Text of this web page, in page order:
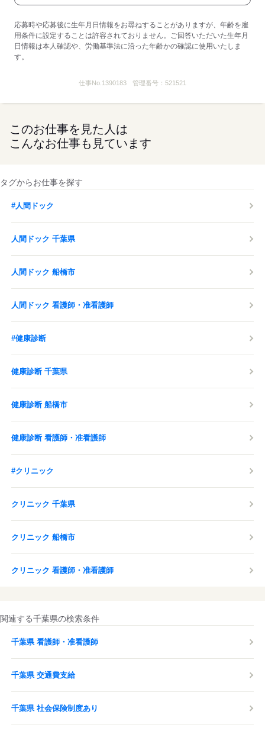
応募時や応募後に生年月日情報をお尋ねすることがありますが、年齢を雇
用条件に設定することは許容されておりません。ご回答いただいた生年月
日情報は本人確認や、労働基準法に沿った年齢かの確認に使用いたしま
す。
仕事No. 1390183 管理番号： 521521
このお仕事を見た人は
こんなお仕事も見ています
タグからお仕事を探す
#人間ドック
人間ドック 千葉県
人間ドック 船橋市
人間ドック 看護師・准看護師
#健康診断
健康診断 千葉県
健康診断 船橋市
健康診断 看護師・准看護師
#クリニック
クリニック 千葉県
クリニック 船橋市
クリニック 看護師・准看護師
関連する千葉県の検索条件
千葉県 看護師・准看護師
千葉県 交通費支給
千葉県 社会保険制度あり